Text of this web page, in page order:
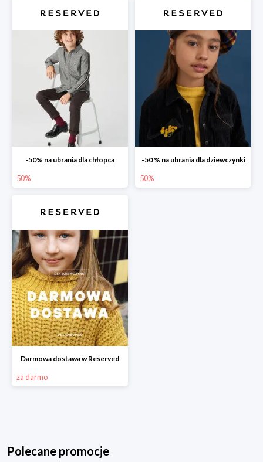
-50% na ubrania dla chłopca
50%
-50 % na ubrania dla dziewczynki
50%
Darmowa dostawa w Reserved
za darmo
Polecane promocje